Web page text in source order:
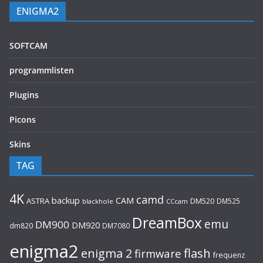
ENIGMA2
SOFTCAM
programmlisten
Plugins
Picons
Skins
TAG
4K ASTRA backup blackhole CAM camd CCcam DM520 DM525
dm820 DM900 DM920 DM7080 DreamBoxemu
enigma2 enigma 2 firmware flash frequenz